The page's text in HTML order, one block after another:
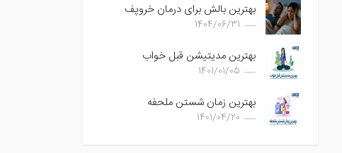
بهترین بالش برای درمان خروپف
1404/06/31
بهترین مدیتیشن قبل خواب
1401/01/05
بهترین زمان شستن ملحفه
1401/04/20